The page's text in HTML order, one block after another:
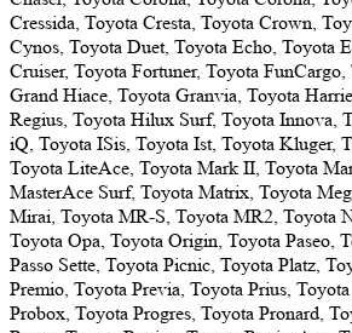
Cressida, Toyota Cresta, Toyota Crown,
Cynos, Toyota Duet, Toyota Echo, Toyota
Cruiser, Toyota Fortuner, Toyota
Grand Hiace, Toyota Granvia, Toyota
Regius, Toyota Hilux Surf, Toyota Innova,
iQ, Toyota ISis, Toyota Ist, Toyota Kluger,
Toyota LiteAce, Toyota Mark II, Toyota
MasterAce Surf, Toyota Matrix, Toyota
Mirai, Toyota MR-S, Toyota MR2, Toyota
Toyota Opa, Toyota Origin, Toyota Paseo,
Passo Sette, Toyota Picnic, Toyota Platz,
Premio, Toyota Previa, Toyota Prius,
Probox, Toyota Progres, Toyota Pronard,